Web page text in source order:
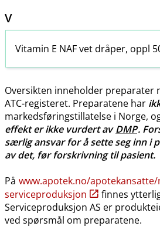
V
Vitamin E NAF vet dråper, oppl
Oversikten inneholder preparater
ATC-registeret. Preparatene har
markedsføringstillatelse i Norge,
effekt er ikke vurdert avDMP.
særlig ansvar for å sette seg inn i
av det, før forskrivning til pasient.
På www.apotek.no​/​
serviceproduksjon
finnes
Serviceproduksjon AS er
ved spørsmål om preparatene.